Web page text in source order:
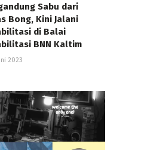
Sabu dari
Bong, Kini Jalani
di Balai
BNN Kaltim
2023